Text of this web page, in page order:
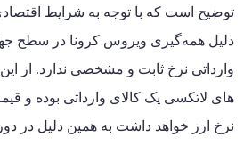
توضیح است که با توجه به شرایط
دلیل همه‌گیری ویروس کرونا در سطح
وارداتی نرخ ثابت و مشخصی ندارد. از این
های لاتکسی یک کالای وارداتی بوده و
نرخ ارز خواهد داشت به همین دلیل در